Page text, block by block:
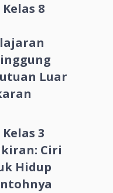
8
Luar
3
Ciri
Hidup